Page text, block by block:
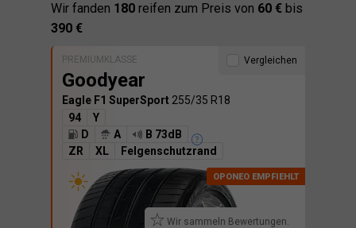
Wir fanden 180 reifen zum Preis von 60 € bis
390 €
PREMIUMKLASSE
Goodyear
Eagle F1 SuperSport 255/35 R18
94
Y
D
A
B 73dB
ZR
XL Felgenschutzrand
Wir sammeln Bewertungen.
Vergleichen